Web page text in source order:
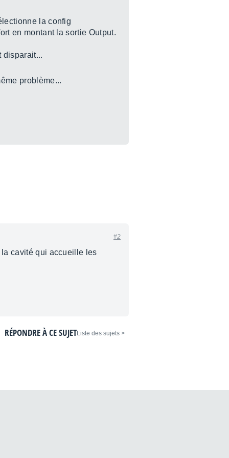
la config
en montant la sortie Output.
disparait...
problème...
#2
cavité qui accueille les
< Liste des sujets
RÉPONDRE À CE SUJET